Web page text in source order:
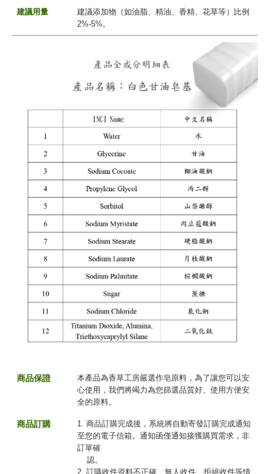
建議用量
建議添加物（如油脂、精油、香精、花草等）比例
2%-5%。
商品保證
本產品為香草工房嚴選作皂原料，為了讓您可以安
心使用，我們將竭力為您篩選品質好、使用方便安
全的原料。
商品訂購
1. 商品訂購完成後，系統將自動寄發訂購完成通知
至您的電子信箱。通知函僅通知接獲購買需求，非
訂單確
認。
2. 訂購收件資料不正確、無人收件、拒絕收件等情